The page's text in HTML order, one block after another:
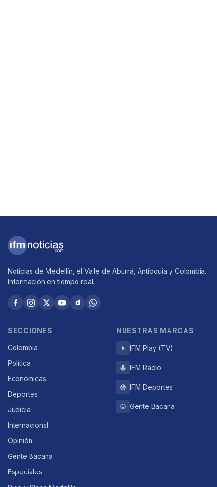
Noticias de Medellín, el Valle de Aburrá, Antioquia y Colombia.
Información en tiempo real.
SECCIONES
Colombia
Política
Económicas
Deportes
Judicial
Internacional
Opinión
Gente Bacana
Especiales
NUESTRAS MARCAS
IFM Play (TV)
IFM Radio
IFM Deportes
Gente Bacana